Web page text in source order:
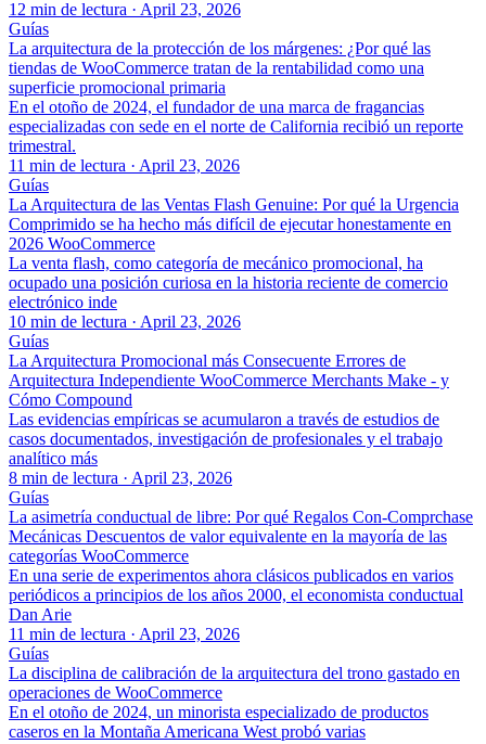
12 min de lectura · April 23, 2026
Guías
La arquitectura de la protección de los márgenes: ¿Por qué las
tiendas de WooCommerce tratan de la rentabilidad como una
superficie promocional primaria
En el otoño de 2024, el fundador de una marca de fragancias
especializadas con sede en el norte de California recibió un reporte
trimestral.
11 min de lectura · April 23, 2026
Guías
La Arquitectura de las Ventas Flash Genuine: Por qué la Urgencia
Comprimido se ha hecho más difícil de ejecutar honestamente en
2026 WooCommerce
La venta flash, como categoría de mecánico promocional, ha
ocupado una posición curiosa en la historia reciente de comercio
electrónico inde
10 min de lectura · April 23, 2026
Guías
La Arquitectura Promocional más Consecuente Errores de
Arquitectura Independiente WooCommerce Merchants Make - y
Cómo Compound
Las evidencias empíricas se acumularon a través de estudios de
casos documentados, investigación de profesionales y el trabajo
analítico más
8 min de lectura · April 23, 2026
Guías
La asimetría conductual de libre: Por qué Regalos Con-Comprchase
Mecánicas Descuentos de valor equivalente en la mayoría de las
categorías WooCommerce
En una serie de experimentos ahora clásicos publicados en varios
periódicos a principios de los años 2000, el economista conductual
Dan Arie
11 min de lectura · April 23, 2026
Guías
La disciplina de calibración de la arquitectura del trono gastado en
operaciones de WooCommerce
En el otoño de 2024, un minorista especializado de productos
caseros en la Montaña Americana West probó varias